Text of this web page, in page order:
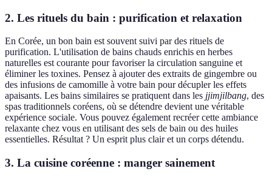
2. Les rituels du bain : purification et relaxation
En Corée, un bon bain est souvent suivi par des rituels de
purification. L'utilisation de bains chauds enrichis en herbes
naturelles est courante pour favoriser la circulation sanguine et
éliminer les toxines. Pensez à ajouter des extraits de gingembre ou
des infusions de camomille à votre bain pour décupler les effets
apaisants. Les bains similaires se pratiquent dans les jjimjilbang, des
spas traditionnels coréens, où se détendre devient une véritable
expérience sociale. Vous pouvez également recréer cette ambiance
relaxante chez vous en utilisant des sels de bain ou des huiles
essentielles. Résultat ? Un esprit plus clair et un corps détendu.
3. La cuisine coréenne : manger sainement